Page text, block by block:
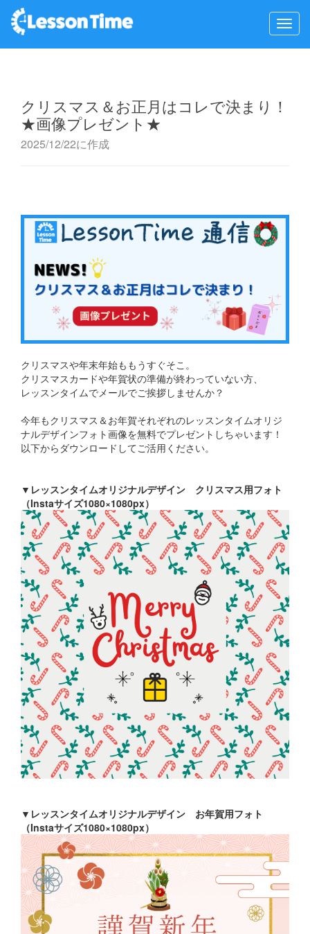
クリスマス＆お正月はコレで決まり！
★画像プレゼント★
2025/12/22に作成
クリスマスや年末年始ももうすぐそこ。
クリスマスカードや年賀状の準備が終わっていない方、
レッスンタイムでメールでご挨拶しませんか？
今年もクリスマス＆お年賀それぞれのレッスンタイムオリジ
ナルデザインフォト画像を無料でプレゼントしちゃいます！
以下からダウンロードしてご活用ください。
▼レッスンタイムオリジナルデザイン クリスマス用フォト
（Instaサイズ1080×1080px）
▼レッスンタイムオリジナルデザイン お年賀用フォト
（Instaサイズ1080×1080px）